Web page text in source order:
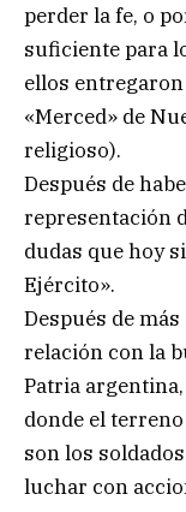
perder la fe, o
suficiente para
ellos entregaron
«Merced» de
religioso).
Después de
representación
dudas que hoy
Ejército».
Después de
relación con la
Patria
donde el
son los
luchar con